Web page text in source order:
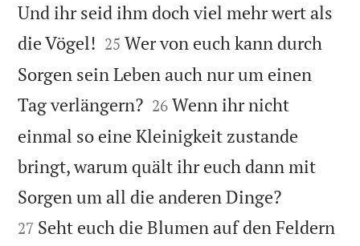
Und ihr seid ihm doch viel mehr wert als
die Vögel! 

25 Wer von euch kann durch
Sorgen sein Leben auch nur um einen
Tag verlängern?
26 Wenn ihr nicht
einmal so eine Kleinigkeit zustande
bringt, warum quält ihr euch dann mit
Sorgen um all die anderen Dinge?
27 Seht euch die Blumen auf den Feldern